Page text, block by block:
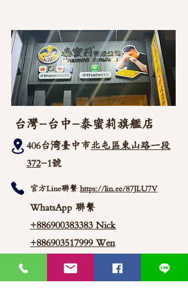
台灣-台中-泰蜜莉旗艦店
406台湾臺中市北屯區東山路一段
372-1號
官方Line聯繫 https://lin.ee/87JLU7V
WhatsApp 聯繫
+886900383383 Nick
+886903517999 Wen
thaimitli5039@icloud.com